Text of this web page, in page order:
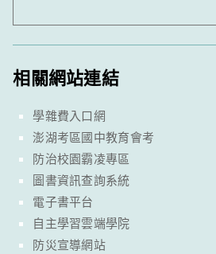
相關網站連結
學雜費入口網
澎湖考區國中教育會考
防治校園霸凌專區
圖書資訊查詢系統
電子書平台
自主學習雲端學院
防災宣導網站